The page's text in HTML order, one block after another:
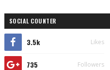
SOCIAL COUNTER
3.5k Likes
735 Followers